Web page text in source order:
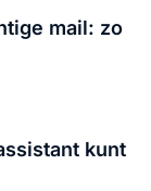
mail: zo
kunt